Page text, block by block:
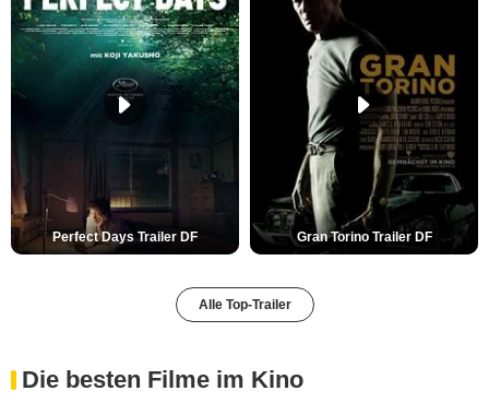
Perfect Days Trailer DF Gran Torino Trailer DF
Alle Top-Trailer
Die besten Filme im Kino